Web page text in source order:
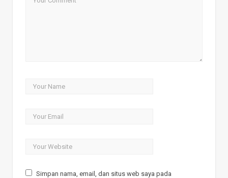
Simpan nama, email, dan situs web saya pada